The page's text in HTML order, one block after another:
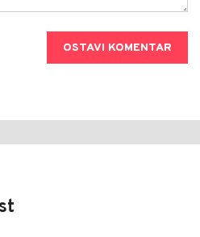
OSTAVI KOMENTAR